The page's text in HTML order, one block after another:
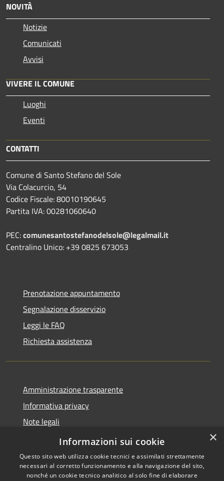
NOVITÀ
Notizie
Comunicati
Avvisi
VIVERE IL COMUNE
Luoghi
Eventi
CONTATTI
Comune di Santo Stefano del Sole
Via Colacurcio, 54
Codice Fiscale: 80010190645
Partita IVA: 00281060640
PEC:comunesantostefanodelsole@legalmail.it
Centralino Unico: +39 0825 673053
Prenotazione appuntamento
Segnalazione disservizio
Leggi le FAQ
Richiesta assistenza
Amministrazione trasparente
Informativa privacy
Note legali
Dichiarazione di accessibilità
×
Informazioni sui cookie
Questo sito web utilizza cookie tecnici e assimilati strettamente
necessari al corretto funzionamento e alla navigazione del sito,
nonché un cookie tecnico analitico al solo fine di elaborare